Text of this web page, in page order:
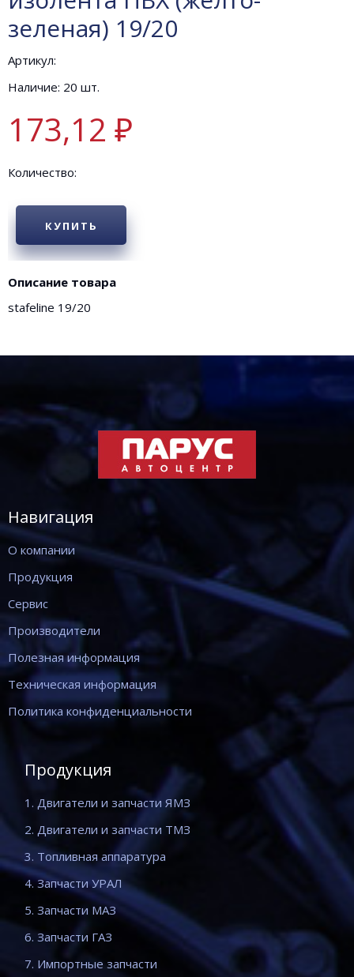
зеленая) 19/20
Артикул:
Наличие: 20 шт.
173,12 ₽
Количество:
КУПИТЬ
Описание товара
stafeline 19/20
Навигация
О компании
Продукция
Сервис
Производители
Полезная информация
Техническая информация
Политика конфиденциальности
Продукция
1. Двигатели и запчасти ЯМЗ
2. Двигатели и запчасти ТМЗ
3. Топливная аппаратура
4. Запчасти УРАЛ
5. Запчасти МАЗ
6. Запчасти ГАЗ
7. Импортные запчасти